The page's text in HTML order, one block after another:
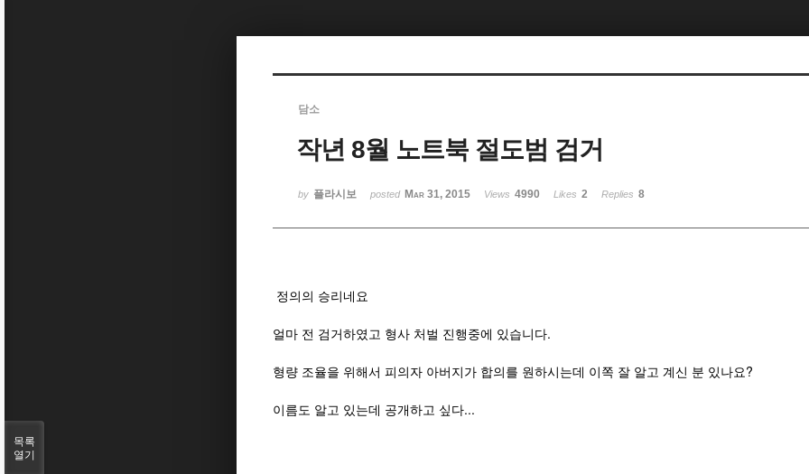
담소
작년 8월 노트북 절도범 검거
by 플라시보 posted Mar 31, 2015 Views 4990 Likes 2 Replies 8
정의의 승리네요
얼마 전 검거하였고 형사 처벌 진행중에 있습니다.
형량 조율을 위해서 피의자 아버지가 합의를 원하시는데 이쪽 잘 알고 계신 분 있나요?
이름도 알고 있는데 공개하고 싶다...
목록
열기
Sketchbook5, 스케치북5
Sketchbook5, 스케치북5